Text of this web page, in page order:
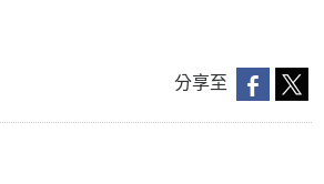
分享至